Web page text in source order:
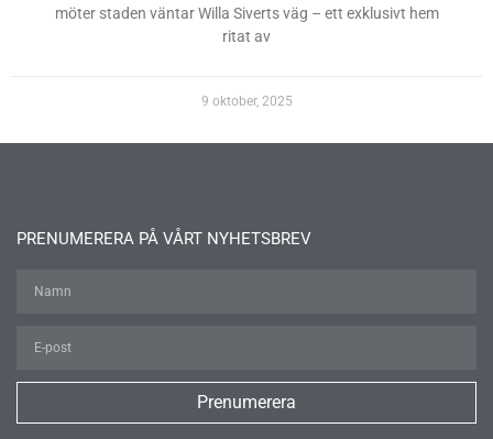
möter staden väntar Willa Siverts väg – ett exklusivt hem
ritat av
9 oktober, 2025
PRENUMERERA PÅ VÅRT NYHETSBREV
Prenumerera